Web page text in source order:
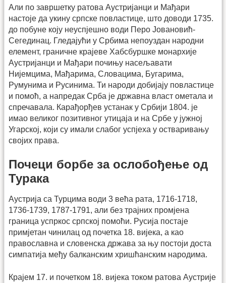
Али по завршетку ратова Аустријанци и Мађари
настоје да укину српске повластице, што доводи 1735.
до побуне коју неуспјешно води Перо Јовановић-
Сегединац. Гледајући у Србима непоуздан народни
елемент, граничне крајеве Хабсбуршке монархије
Аустријанци и Мађари почињу насељавати
Нијемцима, Мађарима, Словацима, Бугарима,
Румунима и Русинима. Ти народи добијају повластице
и помоћ, а напредак Срба је државна власт ометала и
спречавала. Карађорђев устанак у Србији 1804. је
имао великог позитивног утицаја и на Србе у јужној
Угарској, који су имали слабог успјеха у остваривању
својих права.
Почеци борбе за ослобођење од
Турака
Аустрија са Турцима води 3 већа рата, 1716-1718,
1736-1739, 1787-1791, али без трајних промјена
граница успркос српској помоћи. Русија постаје
примјетан чинилац од почетка 18. вијека, а као
православна и словенска држава за њу постоји доста
симпатија међу балканским хришћанским народима.
Крајем 17. и почетком 18. вијека током ратова Аустрије